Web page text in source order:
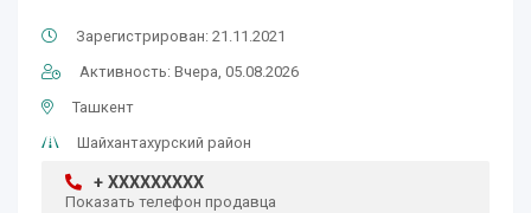
Зарегистрирован: 21.11.2021
Активность: Вчера, 05.08.2026
Ташкент
Шайхантахурский район
+ XXXXXXXXX
Показать телефон продавца